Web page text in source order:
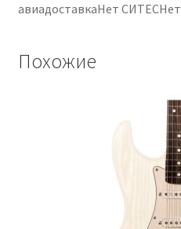
авиадоставкаНет СИТЕСНет
Похожие